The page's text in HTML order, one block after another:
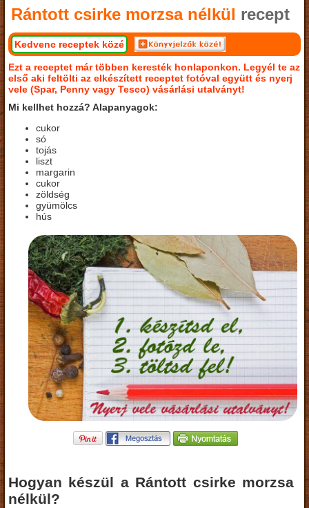
Rántott csirke morzsa nélkül recept
Kedvenc receptek közé
Ezt a receptet már többen keresték honlaponkon. Legyél te az
első aki feltölti az elkészített receptet fotóval együtt és nyerj
vele (Spar, Penny vagy Tesco) vásárlási utalványt!
Mi kellhet hozzá? Alapanyagok:
cukor
só
tojás
liszt
margarin
cukor
zöldség
gyümölcs
hús
Hogyan készül a Rántott csirke morzsa
nélkül?